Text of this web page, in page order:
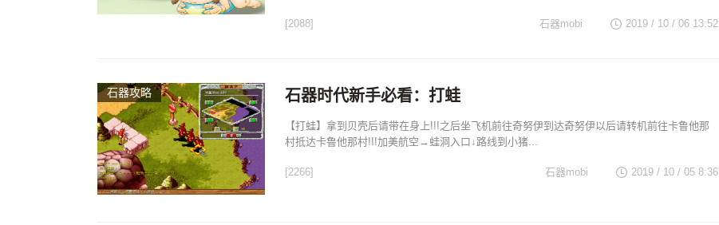
[2088] 2019 / 10 / 06 13:52
石器mobi
石器攻略 石器时代新手必看：打蛙
【打蛙】拿到贝壳后请带在身上!!!之后坐飞机前往奇努伊到达奇努伊以后请转机前往卡鲁他那
村抵达卡鲁他那村!!!加美航空→蛙洞入口↓路线到小猪...
[2266] 2019 / 10 / 05 8:36
石器mobi